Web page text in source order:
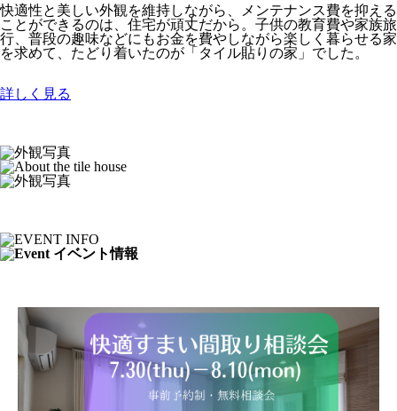
快適性と美しい外観を維持しながら、メンテナンス費を抑える
ことができるのは、住宅が頑丈だから。子供の教育費や家族旅
行、普段の趣味などにもお金を費やしながら楽しく暮らせる家
を求めて、たどり着いたのが「タイル貼りの家」でした。
詳しく見る